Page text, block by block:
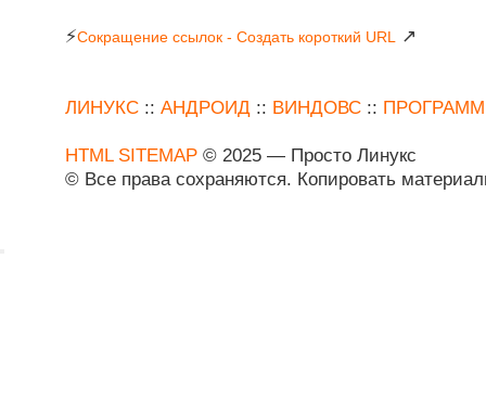
⚡Сокращение ссылок - Создать короткий URL ↗
ЛИНУКС :: АНДРОИД :: ВИНДОВС ::
HTML SITEMAP © 2025 — Просто Линукс
© Все права сохраняются. Копировать